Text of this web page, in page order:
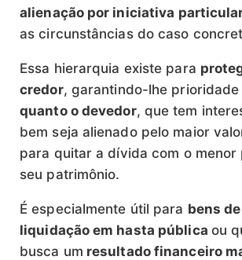
alienação por iniciativa
as circunstâncias do caso
Essa hierarquia existe para
credor, garantindo-lhe prioridade
quanto o devedor, que tem
bem seja alienado pelo maior
para quitar a dívida com o menor
seu patrimônio.
É especialmente útil para bens
liquidação em hasta pública ou
busca um resultado financeiro